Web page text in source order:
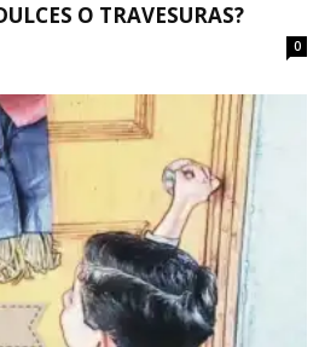
O TRAVESURAS?
0